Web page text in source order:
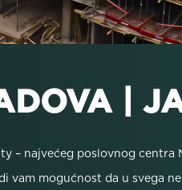
|
– najvećeg poslovnog centra
mogućnost da u svega